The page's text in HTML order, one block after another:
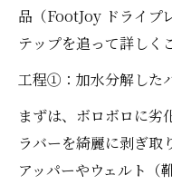
品（FootJoy ドライプ
テップを追って詳しく
工程①：加水分解した
まずは、ボロボロに劣
ラバーを綺麗に剥ぎ取
アッパーやウェルト（